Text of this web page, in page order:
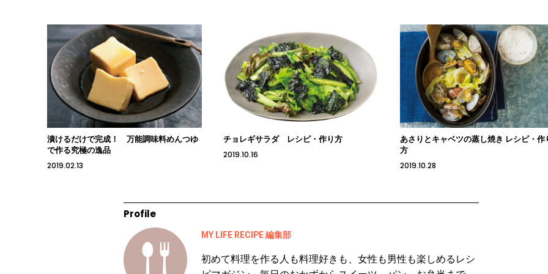
漬けるだけで完成！ 万能調味料めんつゆ
で作る究極の逸品
2019.02.13
チョレギサラダ レシピ・作り方
2019.10.16
あさりとキャベツの蒸し焼き レシピ・作
方
2019.10.28
Profile
MY LIFE RECIPE 編集部
初めて料理を作る人も料理好きも、女性も男性も楽しめるレシ